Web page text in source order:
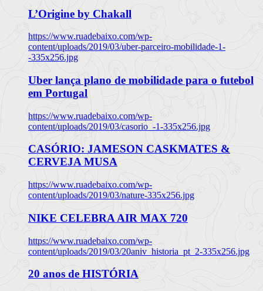
L’Origine by Chakall
https://www.ruadebaixo.com/wp-
content/uploads/2019/03/uber-parceiro-mobilidade-1-
-335x256.jpg
Uber lança plano de mobilidade para o futebol
em Portugal
https://www.ruadebaixo.com/wp-
content/uploads/2019/03/casorio_-1-335x256.jpg
CASÓRIO: JAMESON CASKMATES &
CERVEJA MUSA
https://www.ruadebaixo.com/wp-
content/uploads/2019/03/nature-335x256.jpg
NIKE CELEBRA AIR MAX 720
https://www.ruadebaixo.com/wp-
content/uploads/2019/03/20aniv_historia_pt_2-335x256.jpg
20 anos de HISTÓRIA